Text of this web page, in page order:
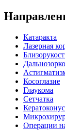
Катаракта
Лазерная
Косоглазие
Глаукома
Сетчатка
Кератоконус
Операции